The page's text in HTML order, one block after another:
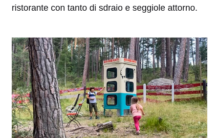
ristorante con tanto di sdraio e seggiole attorno.